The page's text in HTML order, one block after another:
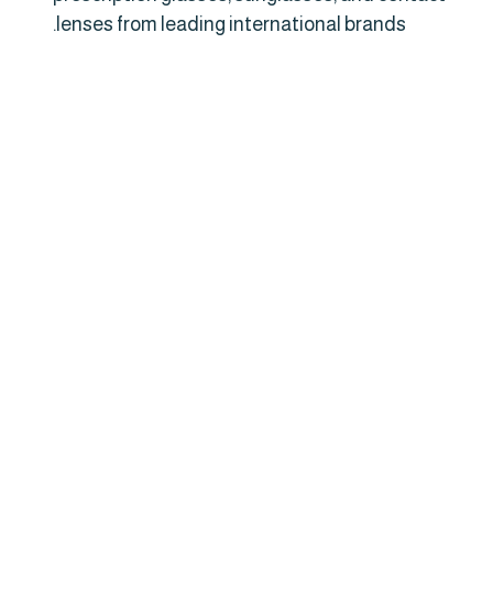
lenses from leading international brands.